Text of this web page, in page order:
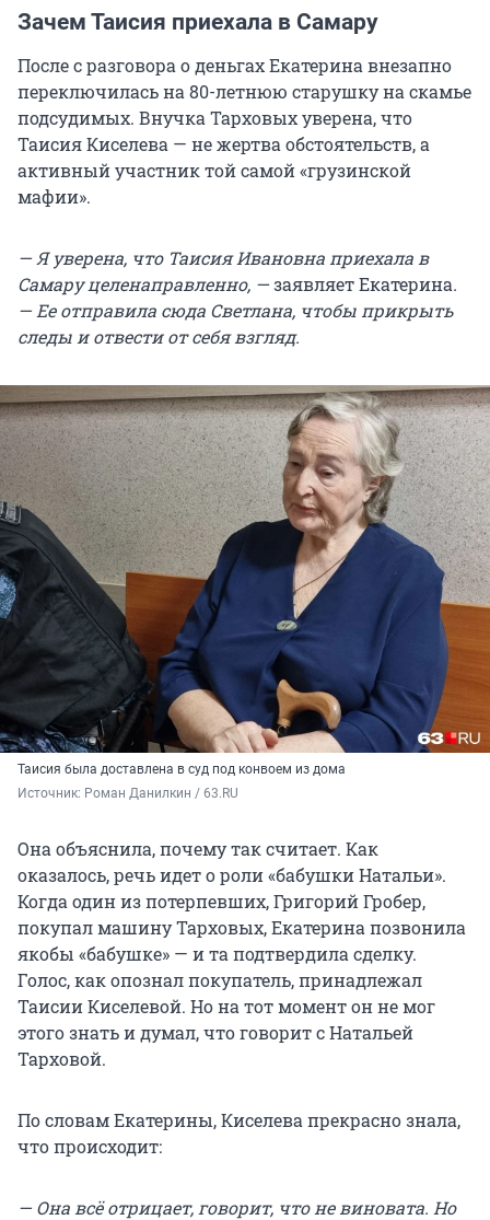
Зачем Таисия приехала в Самару
После с разговора о деньгах Екатерина внезапно
переключилась на 80-летнюю старушку на скамье
подсудимых. Внучка Тарховых уверена, что
Таисия Киселева — не жертва обстоятельств, а
активный участник той самой «грузинской
мафии».
— Я уверена, что Таисия Ивановна приехала в
Самару целенаправленно, —заявляет Екатерина.
— Ее отправила сюда Светлана, чтобы прикрыть
следы и отвести от себя взгляд.
Таисия была доставлена в суд под конвоем из дома
Источник: Роман Данилкин / 63.RU
Она объяснила, почему так считает. Как
оказалось, речь идет о роли «бабушки Натальи».
Когда один из потерпевших, Григорий Гробер,
покупал машину Тарховых, Екатерина позвонила
якобы «бабушке» — и та подтвердила сделку.
Голос, как опознал покупатель, принадлежал
Таисии Киселевой. Но на тот момент он не мог
этого знать и думал, что говорит с Натальей
Тарховой.
По словам Екатерины, Киселева прекрасно знала,
что происходит:
— Она всё отрицает, говорит, что не виновата. Но